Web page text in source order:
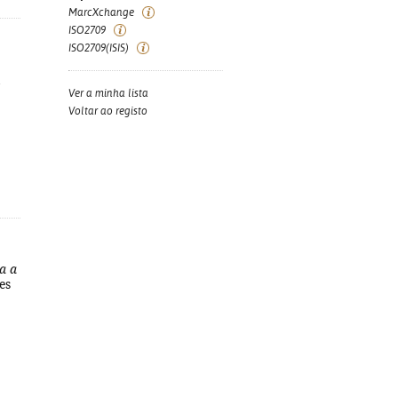
a
MarcXchange
ISO2709
ISO2709(ISIS)
Ver a minha lista
Voltar ao registo